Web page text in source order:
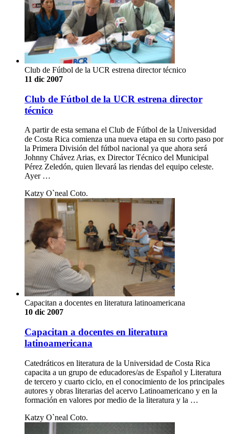
Club de Fútbol de la UCR estrena director técnico
11 dic 2007
Club de Fútbol de la UCR estrena director
técnico
A partir de esta semana el Club de Fútbol de la Universidad
de Costa Rica comienza una nueva etapa en su corto paso por
la Primera División del fútbol nacional ya que ahora será
Johnny Chávez Arias, ex Director Técnico del Municipal
Pérez Zeledón, quien llevará las riendas del equipo celeste.
Ayer …
Katzy O`neal Coto.
Capacitan a docentes en literatura latinoamericana
10 dic 2007
Capacitan a docentes en literatura
latinoamericana
Catedráticos en literatura de la Universidad de Costa Rica
capacita a un grupo de educadores/as de Español y Literatura
de tercero y cuarto ciclo, en el conocimiento de los principales
autores y obras literarias del acervo Latinoamericano y en la
formación en valores por medio de la literatura y la …
Katzy O`neal Coto.